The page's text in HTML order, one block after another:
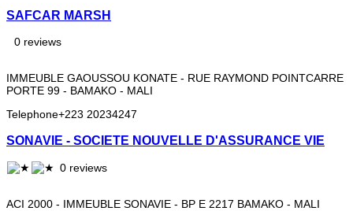
SAFCAR MARSH
0 reviews
IMMEUBLE GAOUSSOU KONATE - RUE RAYMOND POINTCARRE
PORTE 99 - BAMAKO - MALI
Telephone+223 20234247
SONAVIE - SOCIETE NOUVELLE D'ASSURANCE VIE
0 reviews
ACI 2000 - IMMEUBLE SONAVIE - BP E 2217 BAMAKO - MALI